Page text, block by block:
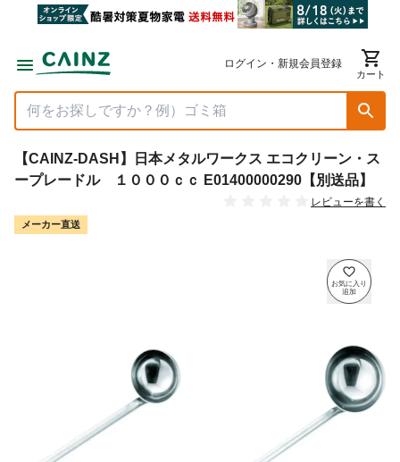
ログイン・新規会員登録
カート
【CAINZ-DASH】日本メタルワークス エコクリーン・ス
ープレードル １０００ｃｃ E01400000290【別送品】
レビューを書く
メーカー直送